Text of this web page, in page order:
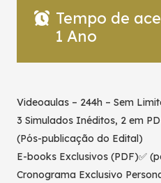
Tempo de
1 Ano
Videoaulas – 244h – Sem
3 Simulados Inéditos, 2 em
(Pós-publicação do Edital)
E-books Exclusivos (PDF)✅
Cronograma Exclusivo